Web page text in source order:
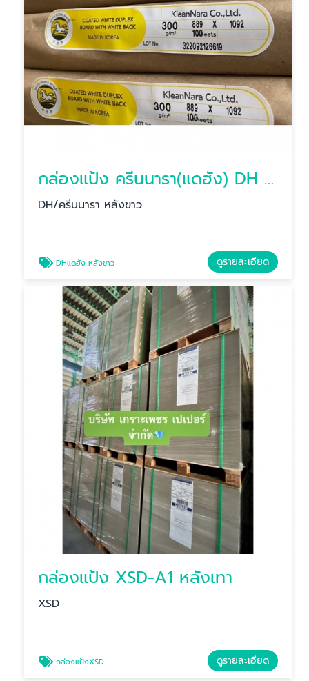
กล่องแป้ง ครีนนารา(แดฮัง) DH หลังขาว
DH/ครีนนารา หลังขาว
DHแดฮัง หลังขาว ดูรายละเอียด
กล่องแป้ง XSD-A1 หลังเทา
XSD
กล่องแป้งXSD ดูรายละเอียด